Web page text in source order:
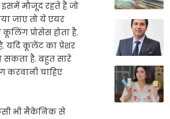
मौजूद रहते हैं जो
जाए तो ये एयर
प्रोसेस होता है.
यदि कूलेंट का प्रेशर
सकता है. बहुत सारे
चाहिए
भी मैकेनिक से